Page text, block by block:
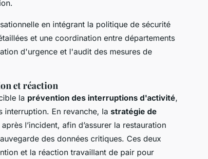
en intégrant la politique de sécurité
et une coordination entre départements
d'urgence et l'audit des mesures de
et réaction
la prévention des interruptions d'activité,
interruption. En revanche, la stratégie de
l’incident, afin d’assurer la restauration
des données critiques. Ces deux
et la réaction travaillant de pair pour